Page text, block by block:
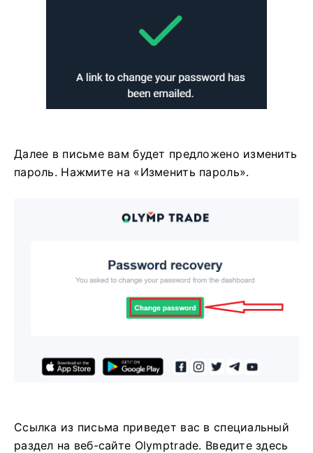
Далее в письме вам будет предложено изменить
пароль. Нажмите на «Изменить пароль».
Ссылка из письма приведет вас в специальный
раздел на веб-сайте Olymptrade. Введите здесь